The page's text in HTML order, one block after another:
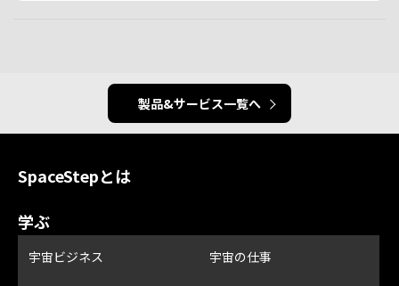
製品&サービス一覧へ
SpaceStepとは
学ぶ
宇宙ビジネス 宇宙の仕事